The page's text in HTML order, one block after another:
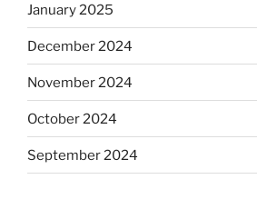
January 2025
December 2024
November 2024
October 2024
September 2024